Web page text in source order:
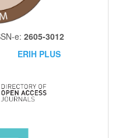
e: 2605-3012
ERIH PLUS